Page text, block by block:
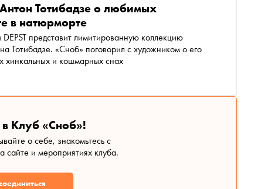
Тотибадзе о любимых
в натюрморте
представит лимитированную коллекцию
Тотибадзе. «Сноб» поговорил с художником о его
хинкальных и кошмарных снах
в Клуб «Сноб»!
о себе, знакомьтесь с
сайте и мероприятиях клуба.